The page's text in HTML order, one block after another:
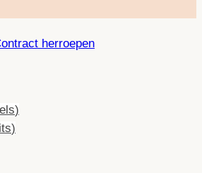
herroepen
)
)